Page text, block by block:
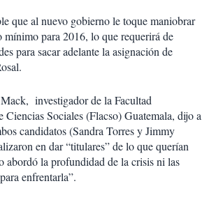
que al nuevo gobierno le toque maniobrar
mínimo para 2016, lo que requerirá de
para sacar adelante la asignación de
investigador de la Facultad
Ciencias Sociales (Flacso) Guatemala, dijo a
candidatos (Sandra Torres y Jimmy
en dar “titulares” de lo que querían
abordó la profundidad de la crisis ni las
enfrentarla”.